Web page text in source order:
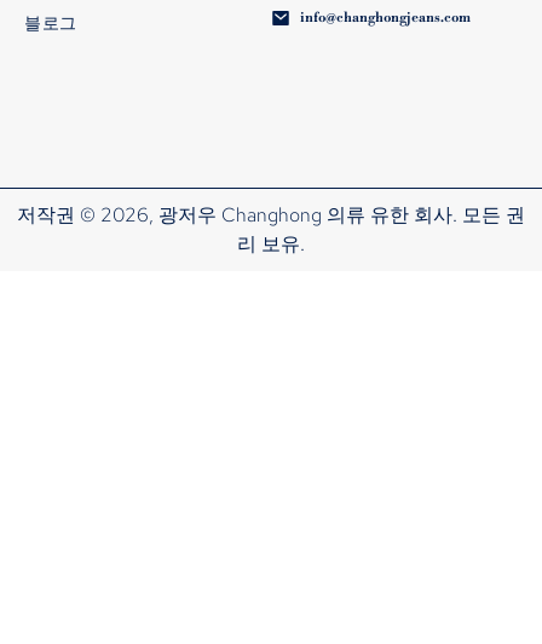
블로그
info@changhongjeans.com
저작권 © 2026, 광저우 Changhong 의류 유한 회사. 모든 권
리 보유.